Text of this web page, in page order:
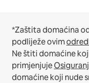
*Zaštita domaćina
podliježe ovim
Ne štiti domaćine
primjenjuje
domaćine koji nude